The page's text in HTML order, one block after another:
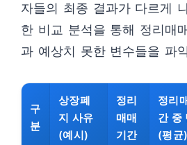
자들의 최종 결과가 다르게
한 비교 분석을 통해 정리매
과 예상치 못한 변수들을 파
구
분
상장폐
지 사유
(예시)
정리
매매
기간
정리
간 중
(평균)